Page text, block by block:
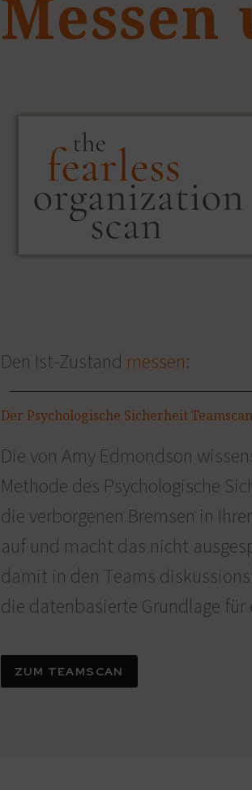
Messen
Den Ist-Zustand messen:
Der Psychologische Sicherheit Teamscan
Die von Amy Edmondson
Methode des Psychologische
die verborgenen Bremsen in
auf und macht das nicht
damit in den Teams
die datenbasierte Grundlage
ZUM TEAMSCAN